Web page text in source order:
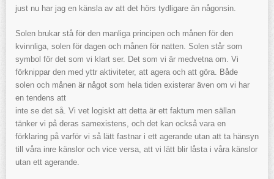
just nu har jag en känsla av att det hörs tydligare än någonsin.
Solen brukar stå för den manliga principen och månen för den
kvinnliga, solen för dagen och månen för natten. Solen står som
symbol för det som vi klart ser. Det som vi är medvetna om. Vi
förknippar den med yttr aktiviteter, att agera och att göra. Både
solen och månen är något som hela tiden existerar även om vi har
en tendens att
inte se det så. Vi vet logiskt att detta är ett faktum men sällan
tänker vi på deras samexistens, och det kan också vara en
förklaring på varför vi så lätt fastnar i ett agerande utan att ta hänsyn
till våra inre känslor och vice versa, att vi lätt blir låsta i våra känslor
utan ett agerande.